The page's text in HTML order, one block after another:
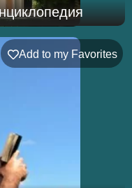
Add to my Favorites